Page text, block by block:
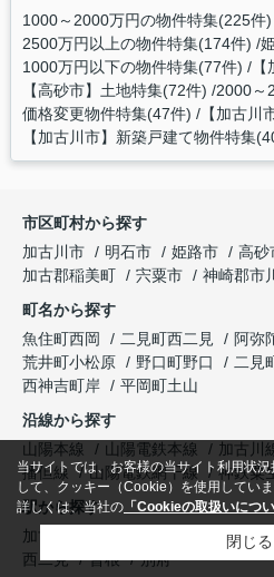
1000～2000万円の物件特集(225件)
2500万円以上の物件特集(174件)
1000万円以下の物件特集(77件) 【
【高砂市】土地特集(72件) 2000～
価格変更物件特集(47件) 【加古川
【加古川市】新築戸建て物件特集
市区町村から探す
加古川市
明石市 姫路市 高砂
加古郡稲美町
宍粟市
神崎郡市
町名から探す
魚住町西岡
二見町西二見 阿弥
荒井町小松原
野口町野口 二見
西神吉町岸
平岡町土山
沿線から探す
山陽本線
山陽電鉄本線 加古川
播但線
山陽電鉄網干線
神鉄粟
駅から探す
加古川
土山
西二見
曽根 別府
当サイトでは、お客様の当サイト利用状
して、クッキー（Cookie）を使用していま
詳しくは、当社の 「Cookieの取扱いについ
閉じる